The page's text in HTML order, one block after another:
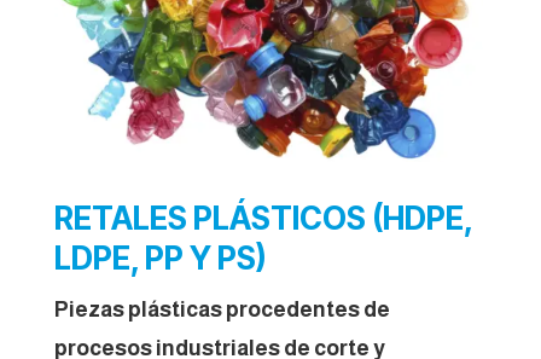
RETALES PLÁSTICOS (HDPE,
LDPE, PP Y PS)
Piezas plásticas procedentes de
procesos industriales de corte y